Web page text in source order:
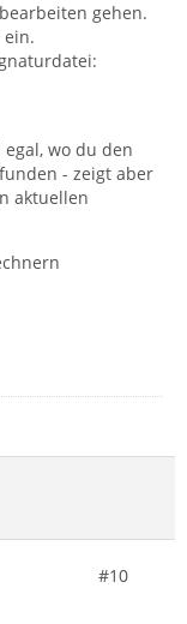
gehen.
wo du den
- zeigt aber
aktuellen
#10